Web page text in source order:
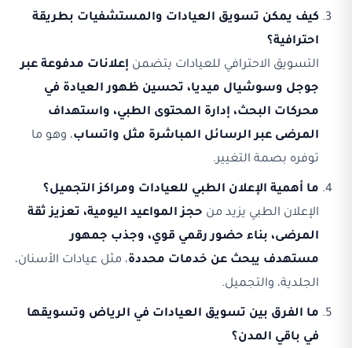
كيف يمكن تسويق العيادات والمستشفيات بطريقة
احترافية؟
التسويق الاحترافي للعيادات يتضمنإعلانات مدفوعة عبر
جوجل وسوشيال ميديا، تحسين ظهور العيادة في
محركات البحث، إدارة المحتوى الطبي، واستهداف
المرضى عبر الرسائل المباشرة مثل واتساب، وهو ما
توفره بصمة التغيير.
ما أهمية الإعلان الطبي للعيادات ومراكز التجميل؟
الإعلان الطبي يزيد منحجز المواعيد اليومية، تعزيز ثقة
المرضى، بناء حضور رقمي قوي، وجذب جمهور
مستهدف يبحث عن خدمات محددة، مثل عيادات الأسنان،
الجلدية، والتجميل.
ما الفرق بين تسويق العيادات في الرياض وتسويقها
في باقي المدن؟